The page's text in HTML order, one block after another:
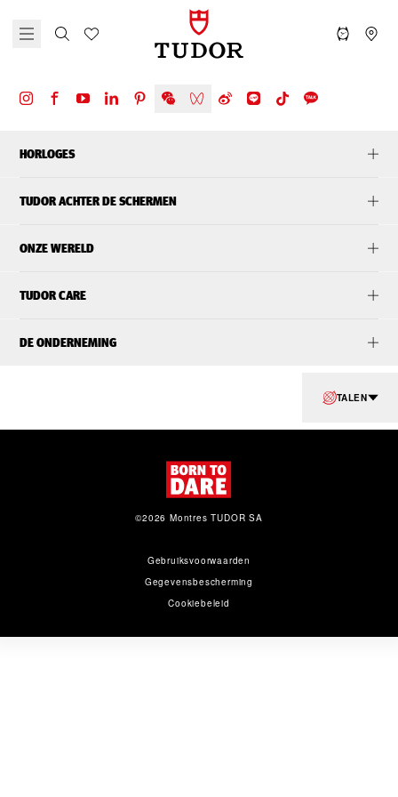
HORLOGES
TUDOR ACHTER DE SCHERMEN
ONZE WERELD
TUDOR CARE
DE ONDERNEMING
TALEN
Gebruiksvoorwaarden
Gegevens­bescherming
Cookiebeleid
©2026 Montres TUDOR SA